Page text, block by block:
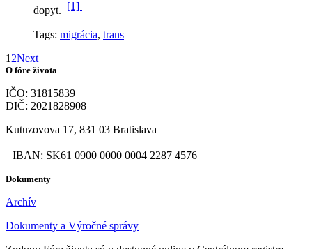
dopyt. [1]
Tags: migrácia, trans
1 2Next
O fóre života
IČO: 31815839
DIČ: 2021828908
Kutuzovova 17, 831 03 Bratislava
IBAN: SK61 0900 0000 0004 2287 4576
Dokumenty
Archív
Dokumenty a Výročné správy